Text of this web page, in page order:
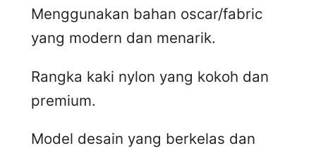
Menggunakan bahan oscar/fabric
yang modern dan menarik.
Rangka kaki nylon yang kokoh dan
premium.
Model desain yang berkelas dan